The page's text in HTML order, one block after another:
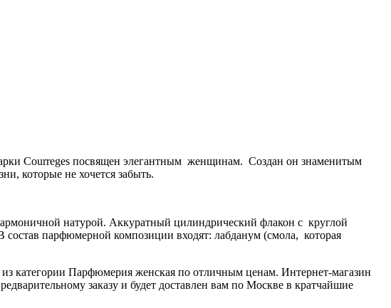
Courreges посвящен элегантным женщинам. Создан он знаменитым
которые не хочется забыть.
натурой. Аккуратный цилиндрический флакон с круглой
парфюмерной композиции входят: лабданум (смола, которая
категории Парфюмерия женская по отличным ценам. Интернет-магазин
заказу и будет доставлен вам по Москве в кратчайшие